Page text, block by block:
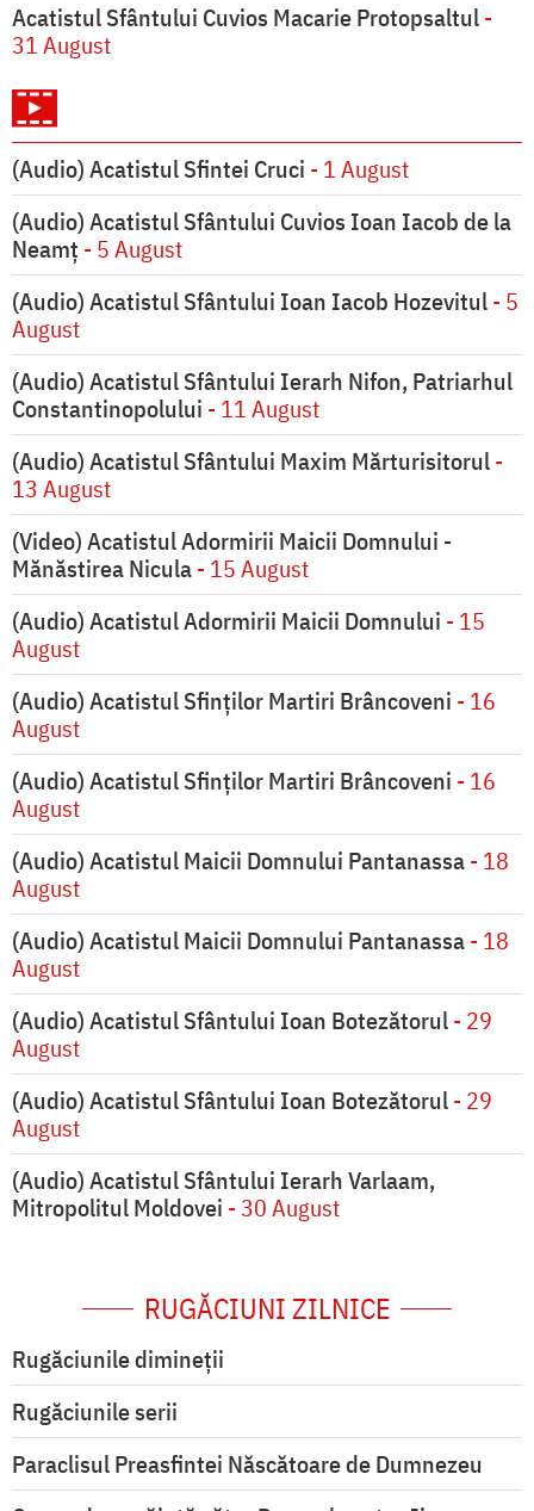
Acatistul Sfântului Cuvios Macarie Protopsaltul-
31 August
(Audio) Acatistul Sfintei Cruci - 1 August
(Audio) Acatistul Sfântului Cuvios Ioan Iacob de la
Neamț - 5 August
(Audio) Acatistul Sfântului Ioan Iacob Hozevitul- 5
August
(Audio) Acatistul Sfântului Ierarh Nifon, Patriarhul
Constantinopolului - 11 August
(Audio) Acatistul Sfântului Maxim Mărturisitorul-
13 August
(Video) Acatistul Adormirii Maicii Domnului -
Mănăstirea Nicula- 15 August
(Audio) Acatistul Adormirii Maicii Domnului - 15
August
(Audio) Acatistul Sfinților Martiri Brâncoveni - 16
August
(Audio) Acatistul Sfinților Martiri Brâncoveni - 16
August
(Audio) Acatistul Maicii Domnului Pantanassa- 18
August
(Audio) Acatistul Maicii Domnului Pantanassa- 18
August
(Audio) Acatistul Sfântului Ioan Botezătorul- 29
August
(Audio) Acatistul Sfântului Ioan Botezătorul- 29
August
(Audio) Acatistul Sfântului Ierarh Varlaam,
Mitropolitul Moldovei - 30 August
RUGĂCIUNI ZILNICE
Rugăciunile dimineții
Rugăciunile serii
Paraclisul Preasfintei Născătoare de Dumnezeu